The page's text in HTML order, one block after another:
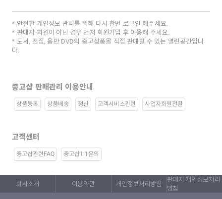
안전한 개인정보 관리를 위해 다시 한번 로그인 해주세요.
판매자 회원이 아닌 경우 먼저 회원가입 후 이용해 주세요.
도서, 전집, 음반 DVD의 중고상품을 직접 판매할 수 있는 열린공간입니
다.
중고샵 판매관리 이용안내
상품등록 상품배송 정산 고객서비스관련 사업자회원전환
고객센터
중고샵관련FAQ 중고샵1:1문의
회사소개 이용약관 개인정보처리방침
판매자 개인정보처리
방침